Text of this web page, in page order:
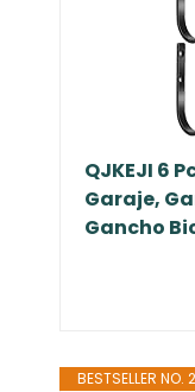
QJKEJI 6
Garaje,
Gancho
BESTSELLER NO.